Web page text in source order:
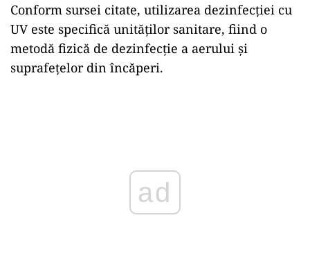
Conform sursei citate, utilizarea dezinfecţiei cu
UV este specifică unităţilor sanitare, fiind o
metodă fizică de dezinfecţie a aerului şi
suprafeţelor din încăperi.